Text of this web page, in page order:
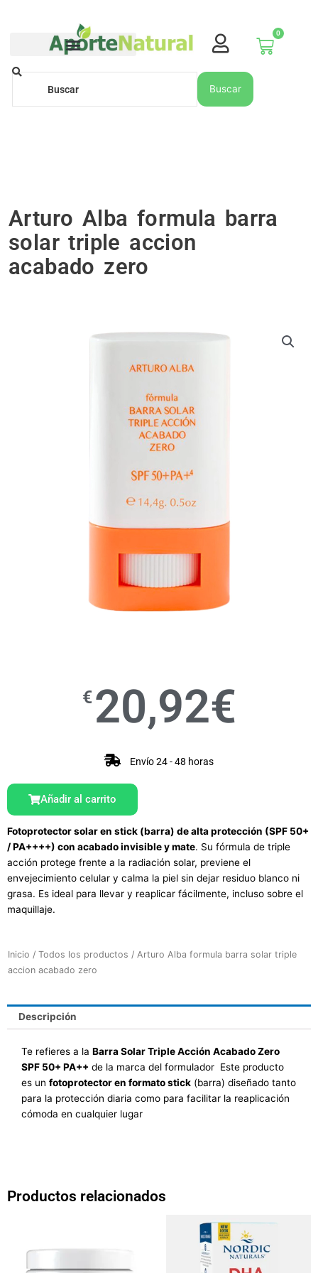
0
Carrito
Buscar
Buscar
Arturo Alba formula barra
solar triple accion
acabado zero
€ 20,92€
Envío 24 - 48 horas
Añadir al carrito
Fotoprotector solar en stick (barra) de alta protección (SPF 50+
/ PA++++) con acabado invisible y mate. Su fórmula de triple
acción protege frente a la radiación solar, previene el
envejecimiento celular y calma la piel sin dejar residuo blanco ni
grasa. Es ideal para llevar y reaplicar fácilmente, incluso sobre el
maquillaje.
Inicio / Todos los productos / Arturo Alba formula barra solar triple
accion acabado zero
Descripción
Te refieres a la Barra Solar Triple Acción Acabado Zero
SPF 50+ PA++ de la marca del formulador Este producto
es un fotoprotector en formato stick (barra) diseñado tanto
para la protección diaria como para facilitar la reaplicación
cómoda en cualquier lugar
Productos relacionados